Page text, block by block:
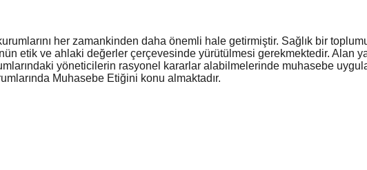
her zamankinden daha önemli hale getirmiştir. Sağlık bir
etik ve ahlaki değerler çerçevesinde yürütülmesi gerekmektedir. Alan
yöneticilerin rasyonel kararlar alabilmelerinde muhasebe
Muhasebe Etiğini konu almaktadır.